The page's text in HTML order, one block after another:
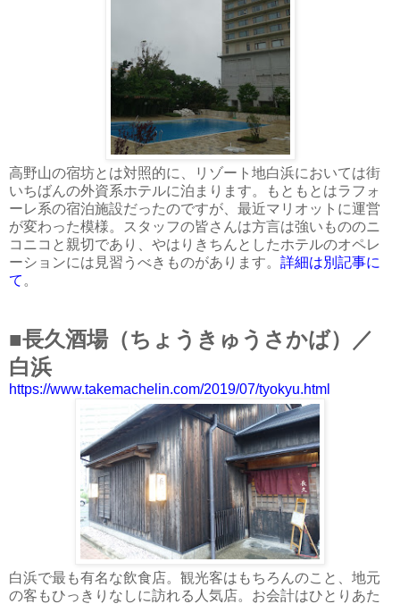
高野山の宿坊とは対照的に、リゾート地白浜においては街
いちばんの外資系ホテルに泊まります。もともとはラフォ
ーレ系の宿泊施設だったのですが、最近マリオットに運営
が変わった模様。スタッフの皆さんは方言は強いもののニ
コニコと親切であり、やはりきちんとしたホテルのオペレ
ーションには見習うべきものがあります。 詳細は別記事に
て 。
■長久酒場（ちょうきゅうさかば）／
白浜
https://www.takemachelin.com/2019/07/tyokyu.html
白浜で最も有名な飲食店。観光客はもちろんのこと、地元
の客もひっきりなしに訪れる人気店。お会計はひとりあた